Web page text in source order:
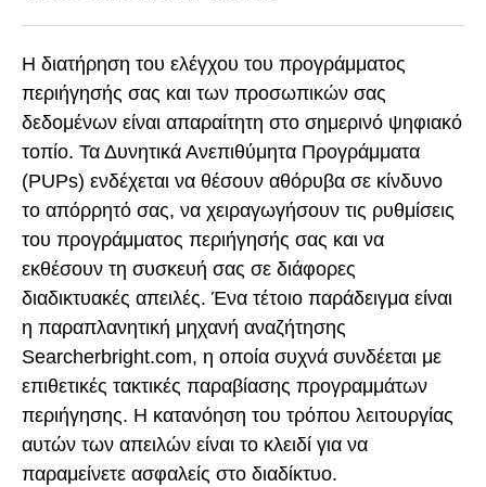
Η διατήρηση του ελέγχου του προγράμματος
περιήγησής σας και των προσωπικών σας
δεδομένων είναι απαραίτητη στο σημερινό ψηφιακό
τοπίο. Τα Δυνητικά Ανεπιθύμητα Προγράμματα
(PUPs) ενδέχεται να θέσουν αθόρυβα σε κίνδυνο
το απόρρητό σας, να χειραγωγήσουν τις ρυθμίσεις
του προγράμματος περιήγησής σας και να
εκθέσουν τη συσκευή σας σε διάφορες
διαδικτυακές απειλές. Ένα τέτοιο παράδειγμα είναι
η παραπλανητική μηχανή αναζήτησης
Searcherbright.com, η οποία συχνά συνδέεται με
επιθετικές τακτικές παραβίασης προγραμμάτων
περιήγησης. Η κατανόηση του τρόπου λειτουργίας
αυτών των απειλών είναι το κλειδί για να
παραμείνετε ασφαλείς στο διαδίκτυο.